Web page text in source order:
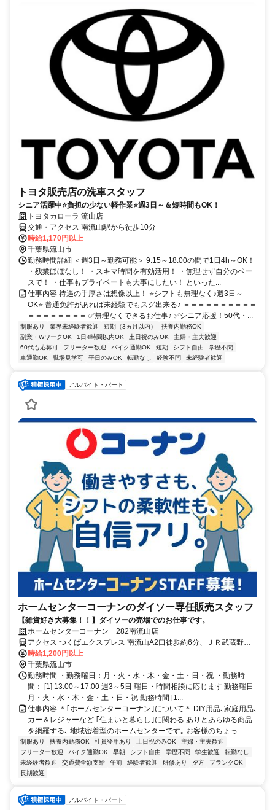
トヨタ販売店の洗車スタッフ
シニア活躍中⭐負担の少ない軽作業⭐週3日～＆短時間もOK！
トヨタカローラ 流山店
交通・アクセス 南流山駅から徒歩10分
時給1,170円以上
千葉県流山市
勤務時間詳細 ＜週3日～勤務可能＞ 9:15～18:00の間で1日4h～OK！
・残業ほぼなし！ ・スキマ時間を有効活用！ ・無理せず自分のペー
スで！ ・仕事もプライベートも大事にしたい！ といった...
仕事内容 待遇の手厚さは想像以上！ ⭐シフトも無理なく♪週3日～
OK⭐ 普通免許があれば未経験でもスグ出来る♪ ＝＝＝＝＝＝＝＝＝＝
＝＝＝＝＝＝＝＝ ✅無理なくできるお仕事♪ ✅シニア応援！50代・...
制服あり 業界未経験者歓迎 短期（3ヵ月以内）
扶養内勤務OK
副業・WワークOK
1日4時間以内OK 土日祝のみOK
主婦・主夫歓迎
60代も応募可
フリーター歓迎 バイク通勤OK 短期 シフト自由
学歴不問
車通勤OK
職場見学可 平日のみOK 転勤なし 経験不問 未経験者歓迎
アルバイト・パート
ホームセンターコーナンのダイソー専任販売スタッフ
【雑貨好き大募集！！】ダイソーの売場でのお仕事です。
ホームセンターコーナン 282南流山店
アクセス つくばエクスプレス 南流山A2口徒歩約6分、ＪＲ武蔵野線
南流山南口徒歩約7分、ＪＲ武蔵野常磐連絡線 南流山南口徒歩約7分
京成バス「松71」 木バス停より徒歩2分
時給1,200円以上
千葉県流山市
勤務時間 ・勤務曜日：月・火・水・木・金・土・日・祝 ・勤務時
間： [1] 13:00～17:00 週3～5日 曜日・時間相談に応じます 勤務曜日
月・火・水・木・金・土・日・祝 勤務時間 [1...
仕事内容 ＊｢ホームセンターコーナン｣について＊ DIY用品､家庭用品､
カー＆レジャーなど ｢住まいと暮らし｣に関わる ありとあらゆる商品
を網羅する､ 地域密着型のホームセンターです｡ お客様のちょっ...
制服あり 扶養内勤務OK 社員登用あり 土日祝のみOK
主婦・主夫歓迎
フリーター歓迎
バイク通勤OK 早朝 シフト自由 学歴不問 学生歓迎
転勤なし
未経験者歓迎
交通費全額支給 午前 経験者歓迎 研修あり 夕方
ブランクOK
長期歓迎
アルバイト・パート